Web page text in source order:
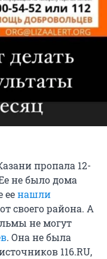
пропала 12-
не было дома
еенашли
своего района. А
не могут
. Она не была
116.RU,